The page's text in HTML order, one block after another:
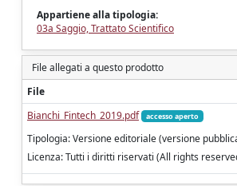
Appartiene alla tipologia:
03a Saggio, Trattato Scientifico
File allegati a questo prodotto
File
Bianchi_Fintech_2019.pdf
accesso aperto
Tipologia: Versione editoriale (versione
Licenza: Tutti i diritti riservati (All rights